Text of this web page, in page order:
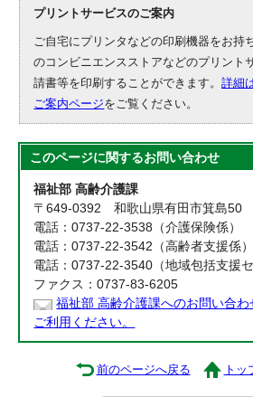
プリントサービスのご案内
ご自宅にプリンタなどの印刷機器をお持
のコンビニエンスストアなどのプリント
請書等を印刷することができます。詳細
ご案内ページをご覧ください。
このページに関するお問い合わせ
福祉部 高齢介護課
〒649-0392 和歌山県有田市箕島50
電話：0737-22-3538（介護保険係）
電話：0737-22-3542（高齢者支援係）
電話：0737-22-3540（地域包括支援セ
ファクス：0737-83-6205
福祉部 高齢介護課へのお問い合
ご利用ください。
前のページへ戻る トッ